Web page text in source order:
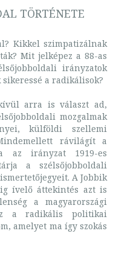
TÖRTÉNETE
Kikkel szimpatizálnak
Mit jelképez a 88-as
irányzatok
a radikálisok?
arra is választ ad,
mozgalmak
külföldi szellemi
rávilágít a
az irányzat 1919-es
a szélsőjobboldali
A Jobbik
ívelő áttekintés azt is
a magyarországi
a radikális politikai
amelyet ma így szokás